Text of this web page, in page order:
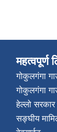
महत्वपूर्ण
गोकुलगंगा
गोकुलगंगा
हेल्लो
सङ्घीय